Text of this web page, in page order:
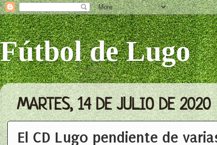
Fútbol de Lugo
MARTES, 14 DE JULIO DE 2020
El CD Lugo pendiente de